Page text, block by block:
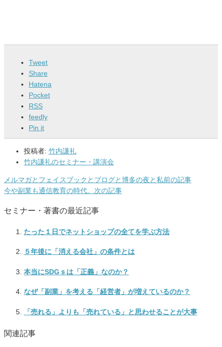
Tweet
Share
Hatena
Pocket
RSS
feedly
Pin it
投稿者: 竹内謙礼
竹内謙礼のセミナー・講演会
メルマガとフェイスブックとブログと博多の夜と私前の記事
今や副業も通信教育の時代。 次の記事
セミナー・著書の最近記事
たった１日でネットショップの全てを学ぶ方法
５年後に「消える会社」の条件とは
本当にSDGｓは「正義」なのか？
なぜ「副業」を考える「経営者」が増えているのか？
「売れる」よりも「売れている」と思わせることが大事
関連記事